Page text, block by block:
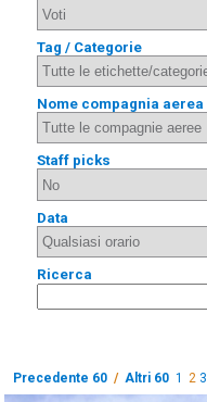
Tag / Categorie
Nome compagnia aerea
Staff picks
Data
Ricerca
Precedente 60 / Altri 60 1 2 3